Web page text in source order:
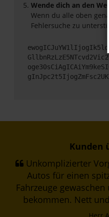
Wende dich an den
Wenn du alle oben
Fehlersuche zu
Kunden
Unkomplizierter
Autos für einen
Fahrzeuge
bekommen. Nett